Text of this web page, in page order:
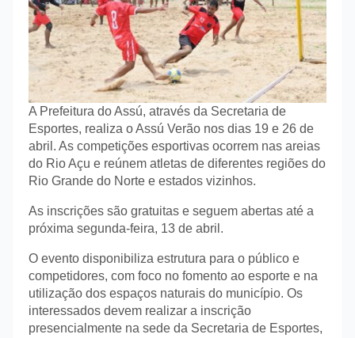
A Prefeitura do Assú, através da Secretaria de
Esportes, realiza o Assú Verão nos dias 19 e 26 de
abril. As competições esportivas ocorrem nas areias
do Rio Açu e reúnem atletas de diferentes regiões do
Rio Grande do Norte e estados vizinhos.
As inscrições são gratuitas e seguem abertas até a
próxima segunda-feira, 13 de abril.
O evento disponibiliza estrutura para o público e
competidores, com foco no fomento ao esporte e na
utilização dos espaços naturais do município. Os
interessados devem realizar a inscrição
presencialmente na sede da Secretaria de Esportes,